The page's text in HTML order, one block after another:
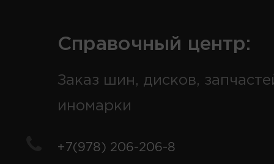
Справочный центр:
Заказ шин, дисков,
иномарки
+7(978) 206-206-8